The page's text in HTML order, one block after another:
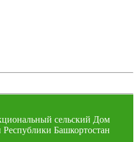
сельский Дом
Башкортостан